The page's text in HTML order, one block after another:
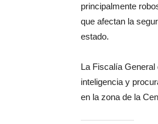
principalmente
que afectan la
estado.
La Fiscalía
inteligencia y
en la zona de la